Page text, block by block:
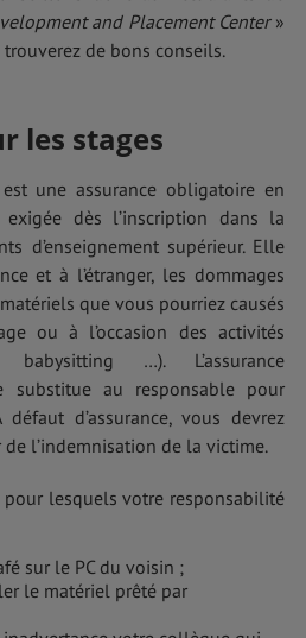
and Placement Center»
de bons conseils.
les stages
une assurance obligatoire en
dès l’inscription dans la
d’enseignement supérieur. Elle
et à l’étranger, les dommages
que vous pourriez causés
ou à l’occasion des activités
babysitting …). L’assurance
substitue au responsable pour
d’assurance, vous devrez
l’indemnisation de la victime.
lesquels votre responsabilité
sur le PC du voisin ;
le matériel prêté par